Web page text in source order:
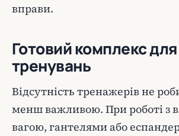
вправи.
Готовий комплекс
тренувань
Відсутність тренажерів не
менш важливою. При роботі з
вагою, гантелями або